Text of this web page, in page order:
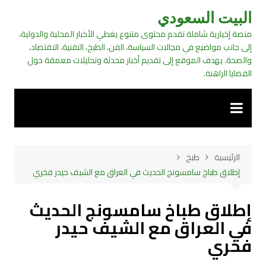
التجاوز
المحتوى
البيت السعودي
منصة إخبارية شاملة تقدم محتوى متنوع يغطي الأخبار المحلية والدولية،
إلى جانب مواضيع في مجالات السياسة، الفن، الطبخ، التقنية، الاقتصاد،
والصحة. يهدف الموقع إلى تقديم أخبار محدثة وتحليلات معمقة حول
القضايا الراهنة.
الرئيسية
طبخ
إطلاق طباخ سامسونج الحديث في العراق مع الشيف حيدر فخري
إطلاق طباخ سامسونج الحديث
في العراق مع الشيف حيدر
فخري